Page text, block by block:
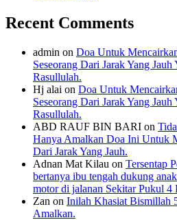
Recent Comments
admin on Doa Untuk
Seseorang Dari Jarak Yang
Rasullulah.
Hj alai on Doa Untuk
Seseorang Dari Jarak Yang
Rasullulah.
ABD RAUF BIN BARI on
Hanya Amalkan Doa Ini Untuk
Dari Jarak Yang Jauh.
Adnan Mat Kilau on Tersentap
bertanya ibu tengah dukung
motor di jalanan Sekitar Pukul 4
Zan on Inilah Khasiat Bismillah
Amalkan.